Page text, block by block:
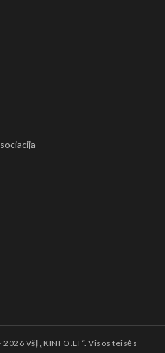
2026 VšĮ „KINFO.LT“. Visos teisės